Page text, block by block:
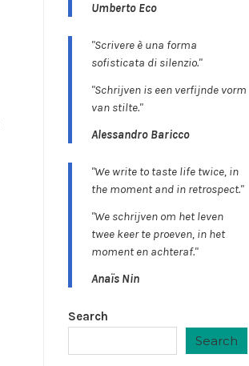
Umberto Eco
"Scrivere è una forma
sofisticata di silenzio."
"Schrijven is een verfijnde vorm
van stilte."
Alessandro Baricco
"We write to taste life twice, in
the moment and in retrospect."
"We schrijven om het leven
twee keer te proeven, in het
moment en achteraf."
Anaïs Nin
Search
Search